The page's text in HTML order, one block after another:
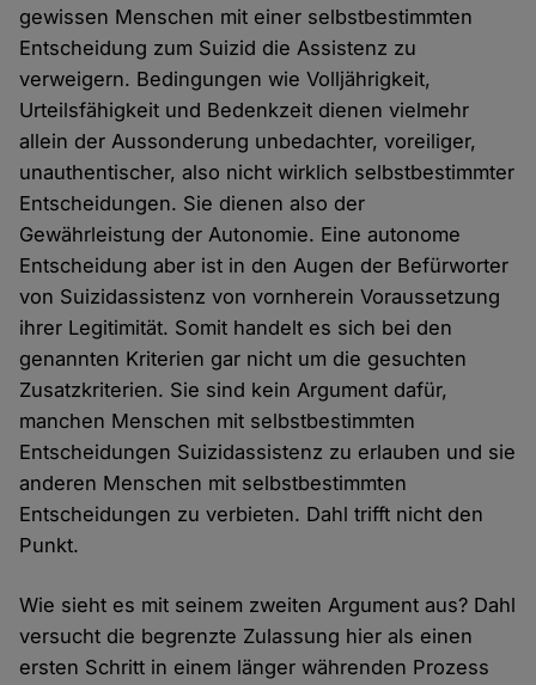
gewissen Menschen mit einer selbstbestimmten
Entscheidung zum Suizid die Assistenz zu
verweigern. Bedingungen wie Volljährigkeit,
Urteilsfähigkeit und Bedenkzeit dienen vielmehr
allein der Aussonderung unbedachter, voreiliger,
unauthentischer, also nicht wirklich selbstbestimmter
Entscheidungen. Sie dienen also der
Gewährleistung der Autonomie. Eine autonome
Entscheidung aber ist in den Augen der Befürworter
von Suizidassistenz von vornherein Voraussetzung
ihrer Legitimität. Somit handelt es sich bei den
genannten Kriterien gar nicht um die gesuchten
Zusatzkriterien. Sie sind kein Argument dafür,
manchen Menschen mit selbstbestimmten
Entscheidungen Suizidassistenz zu erlauben und sie
anderen Menschen mit selbstbestimmten
Entscheidungen zu verbieten. Dahl trifft nicht den
Punkt.
Wie sieht es mit seinem zweiten Argument aus? Dahl
versucht die begrenzte Zulassung hier als einen
ersten Schritt in einem länger währenden Prozess